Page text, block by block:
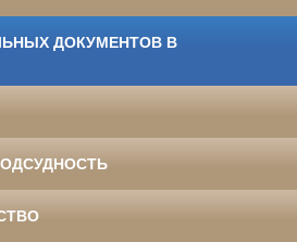
ДОКУМЕНТОВ В